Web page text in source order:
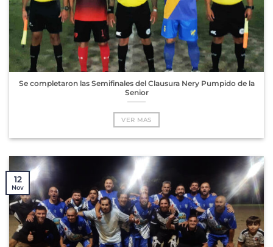
Se completaron las Semifinales del Clausura Nery Pumpido de la
Senior
VER MAS
12
Nov